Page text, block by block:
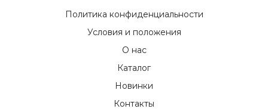
Политика конфиденциальности
Условия и положения
О нас
Каталог
Новинки
Контакты